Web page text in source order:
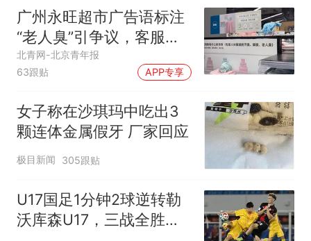
广州永旺超市广告语标注
“老人臭”引争议，客服回
应
北青网-北京青年报
63跟贴
APP专享
女子称在沙琪玛中吃出3
颗连体金属假牙 厂家回应
极目新闻 305跟贴
U17国足1分钟2球逆转勒
沃库森U17，三战全胜！